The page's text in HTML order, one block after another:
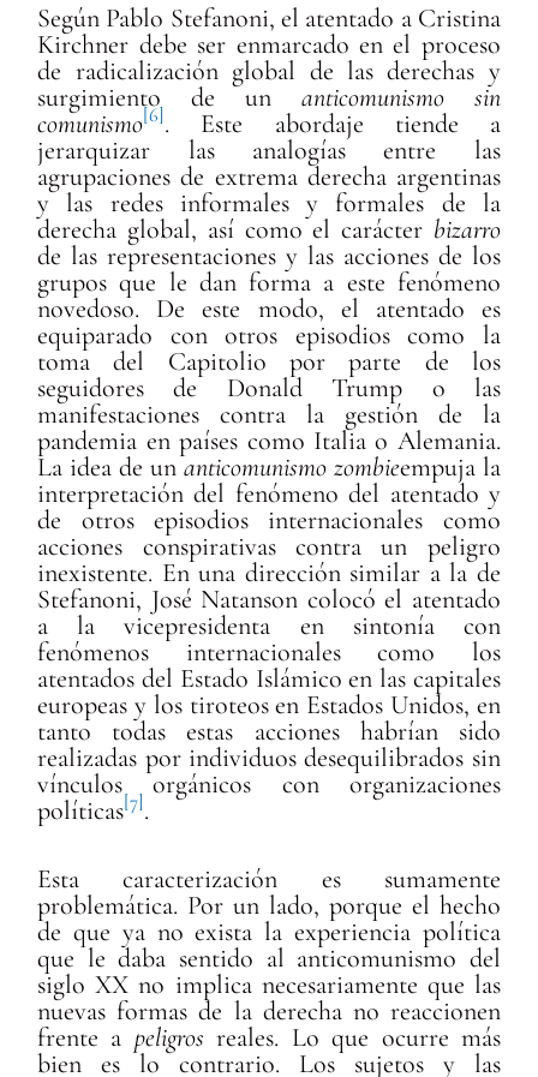
Según Pablo Stefanoni, el atentado a Cristina
Kirchner debe ser enmarcado en el proceso
de radicalización global de las derechas y
surgimiento de un anticomunismo sin
comunismo[6] . Este abordaje tiende a
jerarquizar las analogías entre las
agrupaciones de extrema derecha argentinas
y las redes informales y formales de la
derecha global, así como el carácter bizarro
de las representaciones y las acciones de los
grupos que le dan forma a este fenómeno
novedoso. De este modo, el atentado es
equiparado con otros episodios como la
toma del Capitolio por parte de los
seguidores de Donald Trump o las
manifestaciones contra la gestión de la
pandemia en países como Italia o Alemania.
La idea de unanticomunismo zombieempuja la
interpretación del fenómeno del atentado y
de otros episodios internacionales como
acciones conspirativas contra un peligro
inexistente. En una dirección similar a la de
Stefanoni, José Natanson colocó el atentado
a la vicepresidenta en sintonía con
fenómenos internacionales como los
atentados del Estado Islámico en las capitales
europeas y los tiroteos en Estados Unidos, en
tanto todas estas acciones habrían sido
realizadas por individuos desequilibrados sin
vínculos orgánicos con organizaciones
políticas[7] .
Esta caracterización es sumamente
problemática. Por un lado, porque el hecho
de que ya no exista la experiencia política
que le daba sentido al anticomunismo del
siglo XX no implica necesariamente que las
nuevas formas de la derecha no reaccionen
frente a peligrosreales. Lo que ocurre más
bien es lo contrario. Los sujetos y las